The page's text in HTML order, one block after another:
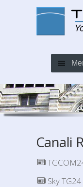
Canali
Sky TG24